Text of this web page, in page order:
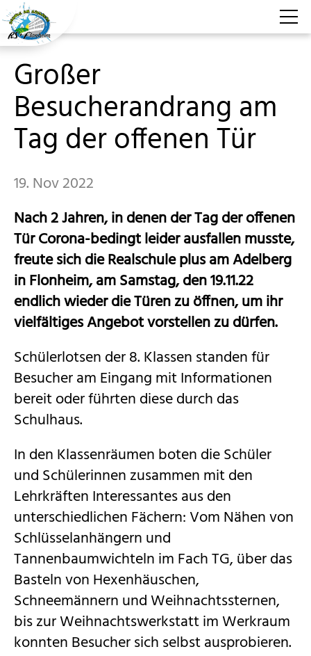
Aktuelles
Aktuelle Berichte
Artikelarchiv
Terminkalender
Ereignistage
GTS
Für Schüler
Für Eltern
Über uns
Großer
Besucherandrang am
Tag der offenen Tür
19. Nov 2022
Nach 2 Jahren, in denen der Tag der offenen
Tür Corona-bedingt leider ausfallen musste,
freute sich die Realschule plus am Adelberg
in Flonheim, am Samstag, den 19.11.22
endlich wieder die Türen zu öffnen, um ihr
vielfältiges Angebot vorstellen zu dürfen.
Schülerlotsen der 8. Klassen standen für
Besucher am Eingang mit Informationen
bereit oder führten diese durch das
Schulhaus.
In den Klassenräumen boten die Schüler
und Schülerinnen zusammen mit den
Lehrkräften Interessantes aus den
unterschiedlichen Fächern: Vom Nähen von
Schlüsselanhängern und
Tannenbaumwichteln im Fach TG, über das
Basteln von Hexenhäuschen,
Schneemännern und Weihnachtssternen,
bis zur Weihnachtswerkstatt im Werkraum
konnten Besucher sich selbst ausprobieren.